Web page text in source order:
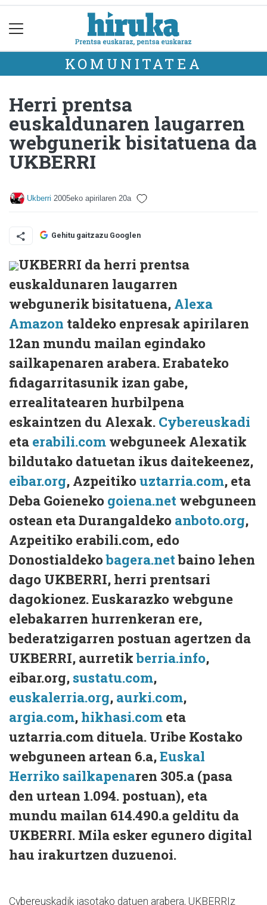
KOMUNITATEA
Herri prentsa
euskaldunaren laugarren
webgunerik bisitatuena da
UKBERRI
Ukberri 2005eko apirilaren 20a
Gehitu gaitzazu Googlen
UKBERRI da herri prentsa
euskaldunaren laugarren
webgunerik bisitatuena, Alexa
Amazon taldeko enpresak apirilaren
12an mundu mailan egindako
sailkapenaren arabera. Erabateko
fidagarritasunik izan gabe,
errealitatearen hurbilpena
eskaintzen du Alexak. Cybereuskadi
eta erabili.com webguneek Alexatik
bildutako datuetan ikus daitekeenez,
eibar.org, Azpeitikouztarria.com, eta
Deba Goieneko goiena.net webguneen
ostean eta Durangaldeko anboto.org,
Azpeitiko erabili.com, edo
Donostialdekobagera.netbaino lehen
dago UKBERRI, herri prentsari
dagokionez. Euskarazko webgune
elebakarren hurrenkeran ere,
bederatzigarren postuan agertzen da
UKBERRI, aurretikberria.info,
eibar.org, sustatu.com,
euskalerria.org, aurki.com,
argia.com, hikhasi.com eta
uztarria.com dituela. Uribe Kostako
webguneen artean 6.a,Euskal
Herriko sailkapenaren 305.a (pasa
den urtean 1.094. postuan), eta
mundu mailan 614.490.a gelditu da
UKBERRI. Mila esker egunero digital
hau irakurtzen duzuenoi.
Cybereuskadik jasotako datuen arabera, UKBERRIz